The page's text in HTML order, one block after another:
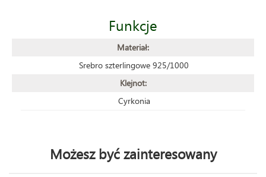
Funkcje
Materiał:
Srebro szterlingowe 925/1000
Klejnot:
Cyrkonia
Możesz być zainteresowany